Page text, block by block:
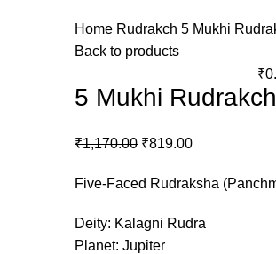
₹
Home Rudrakch 5 Mukhi
Back to products
5 Mukhi
₹1,170.00 Original
was:
₹819.00Current
is:
Five-Faced Rudraksha
Deity: Kalagni Rudra
Planet: Jupiter